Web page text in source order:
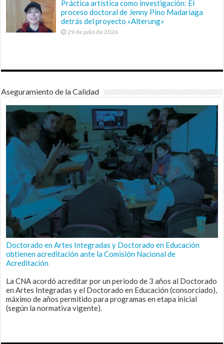
Práctica artística como investigación: El
proceso doctoral de Jenny Pino Madariaga
detrás del proyecto «Alterung»
29 de julio de 2026
Aseguramiento de la Calidad
Doctorado en Artes Integradas y Doctorado en Educación
obtienen acreditación ante la Comisión Nacional de
Acreditación
La CNA acordó acreditar por un periodo de 3 años al Doctorado
en Artes Integradas y el Doctorado en Educación (consorciado),
máximo de años permitido para programas en etapa inicial
(según la normativa vigente).